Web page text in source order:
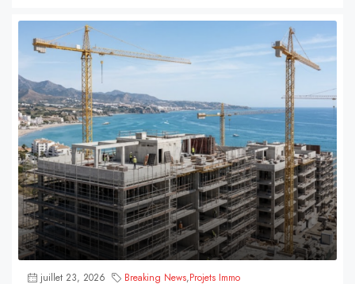
juillet 23, 2026 Breaking News,Projets Immo